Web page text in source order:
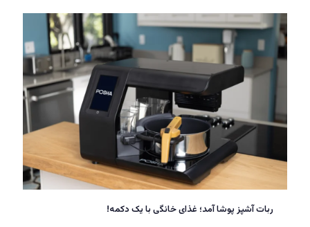
ربات آشپز پوشا آمد؛ غذای خانگی با یک دکمه!